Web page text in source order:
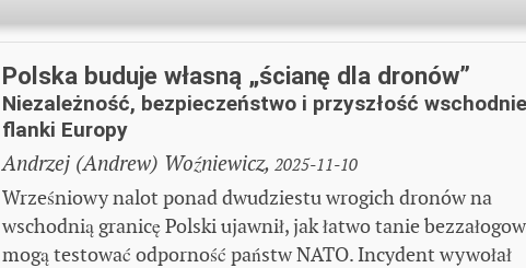
Polska buduje własną „ścianę dla dronów”
Niezależność, bezpieczeństwo i przyszłość
flanki Europy
Andrzej (Andrew) Woźniewicz, 2025-11-10
Wrześniowy nalot ponad dwudziestu wrogich dronów na
wschodnią granicę Polski ujawnił, jak łatwo tanie
mogą testować odporność państw NATO. Incydent wywołał